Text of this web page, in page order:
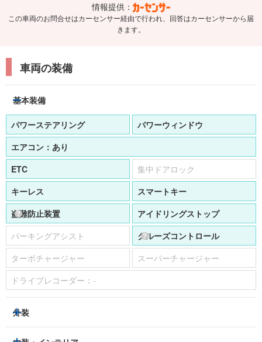
情報提供：
この車両のお問合せはカーセンサー経由で行われ、回答はカーセンサーから届
きます。
車両の装備
基本装備
パワーステアリング
パワーウィンドウ
エアコン： あり
ETC
集中ドアロック
キーレス
スマートキー
盗難防止装置
アイドリングストップ
パーキングアシスト
クルーズコントロール
ターボチャージャー
スーパーチャージャー
ドライブレコーダー： -
外装
LEDヘッドライト